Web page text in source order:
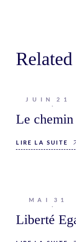
JUIN 21
Johanna
Le
LIRE LA SUITE
MAI 31
Johanna
Liberté